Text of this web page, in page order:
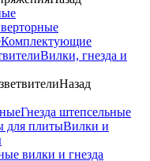
Комплектующие
Вилки, гнезда и
Назад
Гнезда штепсельные
Вилки и